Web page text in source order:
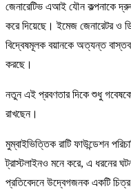
জেনারেটিভ এআই যৌন কল্পনাকে
করে দিয়েছে। ইমেজ জেনারেটর ও
বিদ্বেষমূলক বয়ানকে অত্যন্ত
করছে।
নতুন এই প্রবণতার দিকে শুধু
রাখছেন।
মুম্বাইভিত্তিক রাটি ফাউন্ডেশন
ট্রাস্টলাইনও মনে করে, এ ধরনের
প্রতিবেদনে উদ্বেগজনক একটি চিত্র